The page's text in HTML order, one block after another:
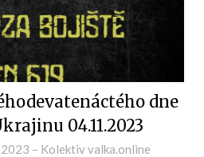
dne
04.11.2023
– Kolektiv valka.online